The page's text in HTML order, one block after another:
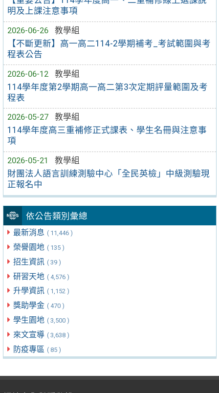
明及上課注意事項
2026-06-26
教學組
【不斷更新】高一高二114-2學期補考_考試範圍與考
程表公告
2026-06-12
教學組
114學年度第2學期高一高二第3次定期評量範圍及考
程表
2026-05-27
教學組
114學年度高三重補修正式課表、學生名冊與注意事
項
2026-05-21
教學組
財團法人語言訓練測驗中心「全民英檢」中級測驗現
正報名中
依公告類別彙總
最新消息 ( 11,446 )
榮譽園地 ( 135 )
招生資訊 ( 39 )
研習天地 ( 4,576 )
升學資訊 ( 1,152 )
獎助學金 ( 470 )
學生園地 ( 3,500 )
來文宣導 ( 3,638 )
防疫專區 ( 85 )